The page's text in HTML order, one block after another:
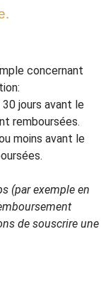
concernant
jours avant le
remboursées.
moins avant le
(par exemple en
de souscrire une